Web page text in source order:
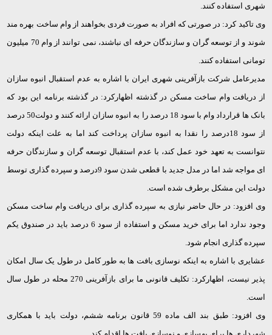
شهری استفاده کنند.
وی تاکید کرد: در صورتی که افراد به صورت فردی بخواهند از وام ساخت بهره مند
شوند و از توسعه گران و سازندگان حرفه ای نباشند، نمی توانند از وام 70 میلیون
تومانی استفاده کنند.
مدیرعامل شرکت بازآفرینی شهری ایران با اشاره به عدم استقبال انبوه سازان
از دریافت وام ساخت مسکن در گذشته اظهارکرد: در گذشته برنامه این بود که
بانک ها قرارداد وام با سود 18 درصد را به انبوه سازان ارائه کنند و دولت50 درصد
از سود 18درصد را نقدا به انبوه سازان پرداخت کند اما به علت اینکه دولت
نتوانست به تعهد خود عمل کند، با عدم استقبال توسعه گران و سازندگان حرفه
ای مواجه شد اما در مدل جدید با قطعی شدن سود 9درصد و سپرده گذاری توسط
دولت این مشکل برطرف شده است.
وی افزود: در حال حاضر نیازی به سپرده گذاری برای دریافت وام ساخت مسکن
وجود ندارد اما برای خرید مسکن و استفاده از سود 6 درصد باید در صندوق یکم
سپرده گذاری انجام شود.
عشایری با اشاره به اینکه نوسازی بافت ها به طور کامل در طول یک سال امکان
پذیر نیست، اظهارکرد: تکلیف قانونی ما برای بازآفرینی 270 محله در طول سال
است.
وی افزود: طبق بند الف ماده 59 قانون برنامه ششم، دولت باید با همکاری